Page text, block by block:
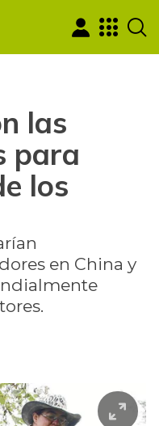
las
para
los
en China y